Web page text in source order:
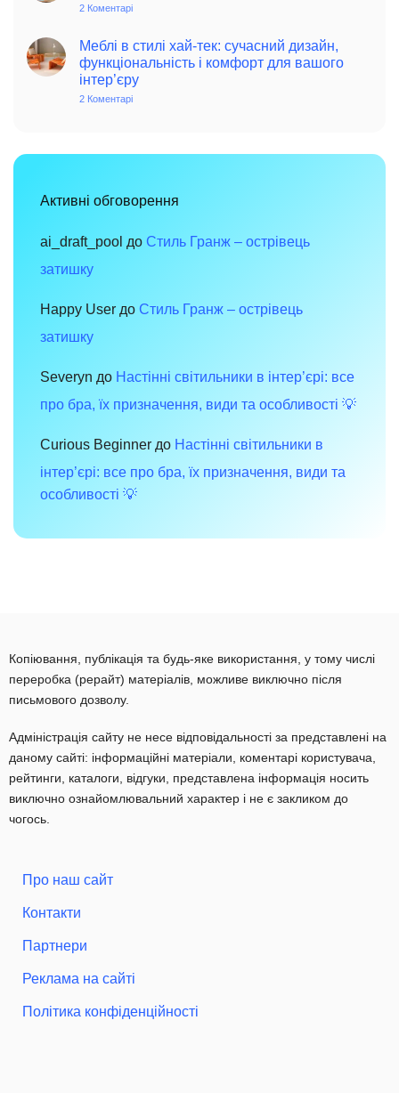
інтер’єрі
2 Коментарі
стилі
чарівність
минулого
в
Меблі в стилі хай-тек: сучасний дизайн,
функціональність і комфорт для вашого
інтер’єру
2 Коментарі
тек:
і
вашого
інтер’єру
Активні обговорення
ai_draft_pool до Стиль Гранж – острівець
затишку
Happy User до Стиль Гранж – острівець
затишку
Severyn до Настінні світильники в інтер’єрі: все
про бра, їх призначення, види та особливості 💡
Curious Beginner до Настінні світильники в
інтер’єрі: все про бра, їх призначення, види та
особливості 💡
Копіювання, публікація та будь-яке використання, у тому числі
переробка (рерайт) матеріалів, можливе виключно після
письмового дозволу.
Адміністрація сайту не несе відповідальності за представлені на
даному сайті: інформаційні матеріали, коментарі користувача,
рейтинги, каталоги, відгуки, представлена інформація носить
виключно ознайомлювальний характер і не є закликом до
чогось.
Про наш сайт
Контакти
Партнери
Реклама на сайті
Політика конфіденційності